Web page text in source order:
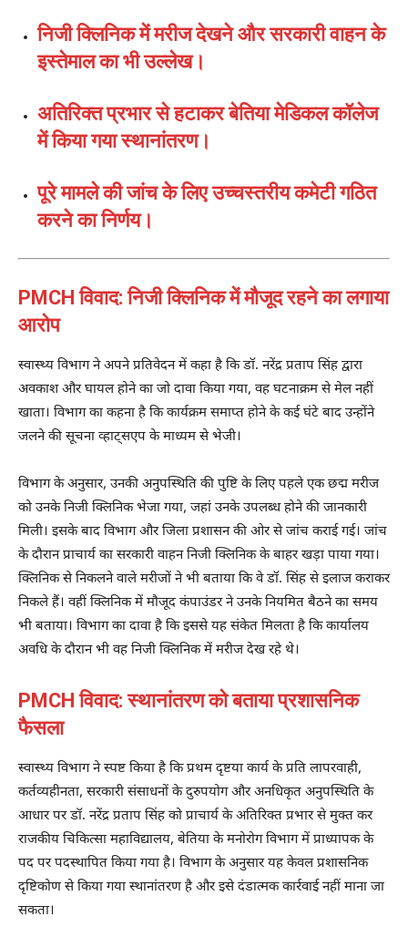
निजी क्लिनिक में मरीज देखने और सरकारी वाहन के
इस्तेमाल का भी उल्लेख।
अतिरिक्त प्रभार से हटाकर बेतिया मेडिकल कॉलेज
में किया गया स्थानांतरण।
पूरे मामले की जांच के लिए उच्चस्तरीय कमेटी गठित
करने का निर्णय।
PMCH विवाद: निजी क्लिनिक में मौजूद रहने का लगाया
आरोप
स्वास्थ्य विभाग ने अपने प्रतिवेदन में कहा है कि डॉ. नरेंद्र प्रताप सिंह द्वारा
अवकाश और घायल होने का जो दावा किया गया, वह घटनाक्रम से मेल नहीं
खाता। विभाग का कहना है कि कार्यक्रम समाप्त होने के कई घंटे बाद उन्होंने
जलने की सूचना व्हाट्सएप के माध्यम से भेजी।
विभाग के अनुसार, उनकी अनुपस्थिति की पुष्टि के लिए पहले एक छद्म मरीज
को उनके निजी क्लिनिक भेजा गया, जहां उनके उपलब्ध होने की जानकारी
मिली। इसके बाद विभाग और जिला प्रशासन की ओर से जांच कराई गई। जांच
के दौरान प्राचार्य का सरकारी वाहन निजी क्लिनिक के बाहर खड़ा पाया गया।
क्लिनिक से निकलने वाले मरीजों ने भी बताया कि वे डॉ. सिंह से इलाज कराकर
निकले हैं। वहीं क्लिनिक में मौजूद कंपाउंडर ने उनके नियमित बैठने का समय
भी बताया। विभाग का दावा है कि इससे यह संकेत मिलता है कि कार्यालय
अवधि के दौरान भी वह निजी क्लिनिक में मरीज देख रहे थे।
PMCH विवाद: स्थानांतरण को बताया प्रशासनिक
फैसला
स्वास्थ्य विभाग ने स्पष्ट किया है कि प्रथम दृष्टया कार्य के प्रति लापरवाही,
कर्तव्यहीनता, सरकारी संसाधनों के दुरुपयोग और अनधिकृत अनुपस्थिति के
आधार पर डॉ. नरेंद्र प्रताप सिंह को प्राचार्य के अतिरिक्त प्रभार से मुक्त कर
राजकीय चिकित्सा महाविद्यालय, बेतिया के मनोरोग विभाग में प्राध्यापक के
पद पर पदस्थापित किया गया है। विभाग के अनुसार यह केवल प्रशासनिक
दृष्टिकोण से किया गया स्थानांतरण है और इसे दंडात्मक कार्रवाई नहीं माना जा
सकता।